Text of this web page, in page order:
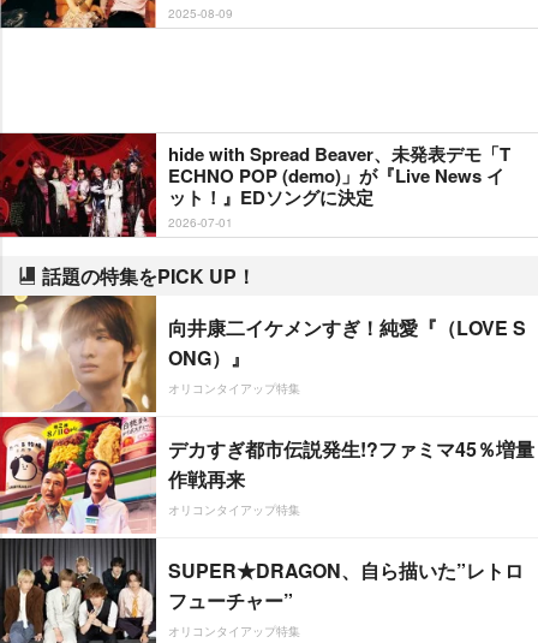
2025-08-09
hide with Spread Beaver、未発表デモ「T
ECHNO POP (demo)」が『Live News イ
ット！』EDソングに決定
2026-07-01
話題の特集をPICK UP！
向井康二イケメンすぎ！純愛『（LOVE S
ONG）』
オリコンタイアップ特集
デカすぎ都市伝説発生!?ファミマ45％増量
作戦再来
オリコンタイアップ特集
SUPER★DRAGON、自ら描いた”レトロ
フューチャー”
オリコンタイアップ特集